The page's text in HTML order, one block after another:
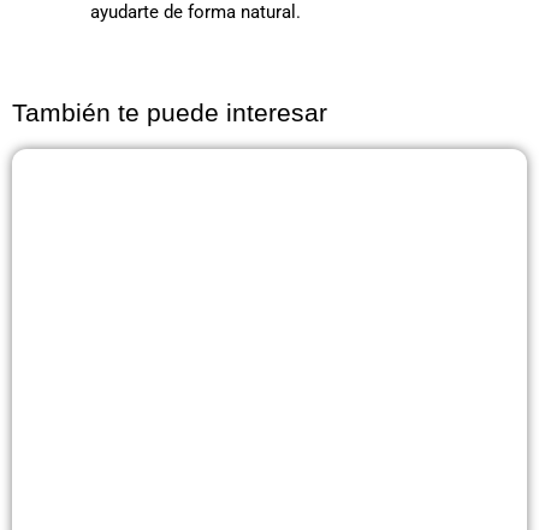
ayudarte de forma natural.
También te puede interesar